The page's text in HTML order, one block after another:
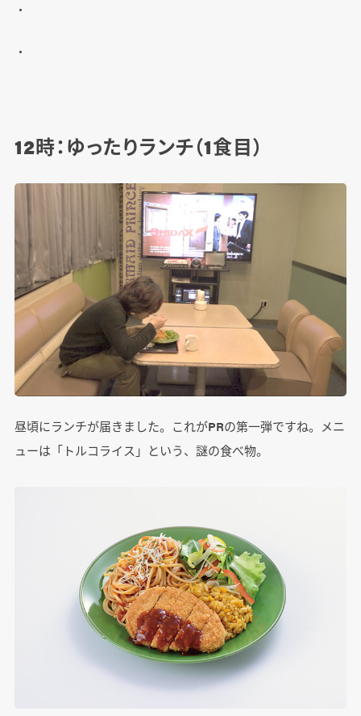
・
・
12時：ゆったりランチ（1食目）
昼頃にランチが届きました。これがPRの第一弾ですね。メニ
ューは「トルコライス」という、謎の食べ物。